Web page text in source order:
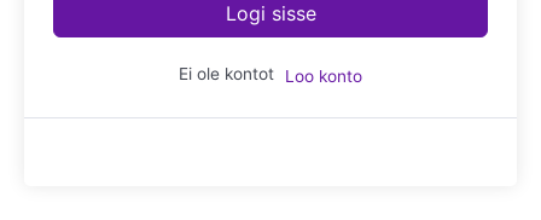
Logi sisse
Ei ole kontot Loo konto